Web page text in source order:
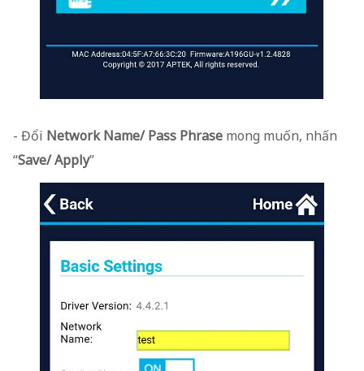
- Đổi Network Name/ Pass Phrase mong muốn, nhấn
“Save/ Apply”